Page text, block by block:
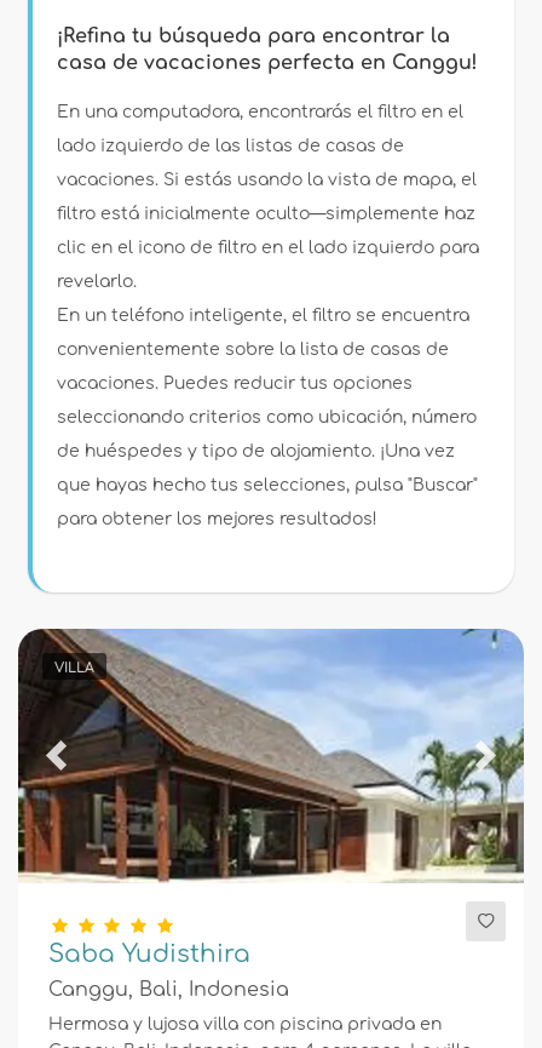
Tipo de alojamiento
Personas
Dormitorios
Condiciones
Distancias
Confort
Servicios
Vistas
¡Refina tu búsqueda para encontrar la
casa de vacaciones perfecta en Canggu!
En una computadora, encontrarás el filtro en el
lado izquierdo de las listas de casas de
vacaciones. Si estás usando la vista de mapa, el
filtro está inicialmente oculto—simplemente haz
clic en el icono de filtro en el lado izquierdo para
revelarlo.
En un teléfono inteligente, el filtro se encuentra
convenientemente sobre la lista de casas de
vacaciones. Puedes reducir tus opciones
seleccionando criterios como ubicación, número
de huéspedes y tipo de alojamiento. ¡Una vez
que hayas hecho tus selecciones, pulsa "Buscar"
para obtener los mejores resultados!
VILLA
Previous Next
Saba Yudisthira
Canggu, Bali, Indonesia
Hermosa y lujosa villa con piscina privada en